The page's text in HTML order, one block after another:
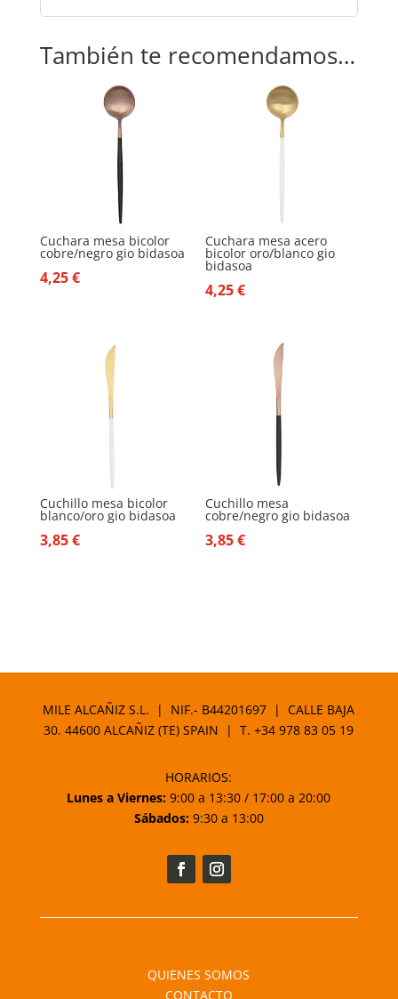
También te recomendamos…
Cuchara mesa bicolor
cobre/negro gio bidasoa
4,25€
Cuchara mesa acero
bicolor oro/blanco gio
bidasoa
4,25€
Cuchillo mesa bicolor
blanco/oro gio bidasoa
3,85€
Cuchillo mesa
cobre/negro gio bidasoa
3,85€
MILE ALCAÑIZ S.L. | NIF.- B44201697 | CALLE BAJA
30. 44600 ALCAÑIZ (TE) SPAIN | T.+34 978 83 05 19
HORARIOS:
Lunes a Viernes: 9:00 a 13:30 / 17:00 a 20:00
Sábados:9:30 a 13:00
QUIENES SOMOS
CONTACTO